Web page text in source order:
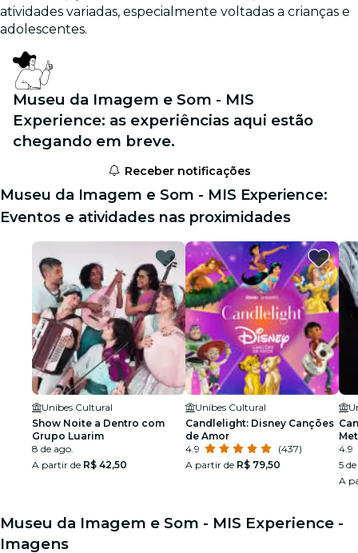
atividades variadas, especialmente voltadas a crianças e
adolescentes.
Museu da Imagem e Som - MIS
Experience: as experiências aqui estão
chegando em breve.
Receber notificações
Museu da Imagem e Som - MIS Experience:
Eventos e atividades nas proximidades
Unibes Cultural
Show Noite a Dentro com
Grupo Luarim
8 de ago.
A partir de R$ 42,50
Unibes Cultural
Candlelight: Disney Canções
de Amor
4.9
(437)
A partir de R$ 79,50
4.9
5
A
Museu da Imagem e Som - MIS Experience -
Imagens